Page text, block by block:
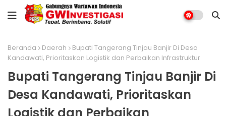
Beranda Daerah
Bupati Tangerang Tinjau Banjir Di Desa
Kandawati, Prioritaskan Logistik dan Perbaikan Infrastruktur
Bupati Tangerang Tinjau Banjir Di
Desa Kandawati, Prioritaskan